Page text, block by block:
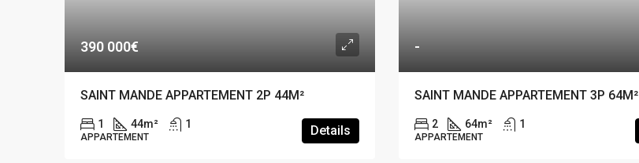
390 000€
SAINT MANDE APPARTEMENT 2P 44M²
1 44m² 1
APPARTEMENT Details
-
SAINT MANDE APPARTEMENT 3P 64M²
2 64m² 1
APPARTEMENT